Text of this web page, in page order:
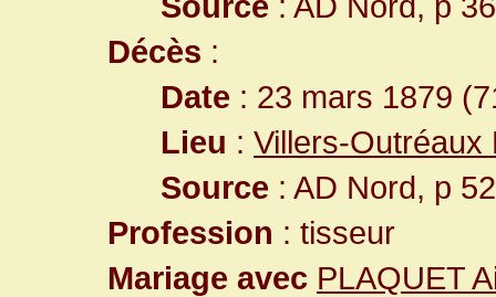
Décès :
Date : 23 mars 1879
Lieu : Villers-Outréaux
Source : AD Nord, p
Profession : tisseur
Mariage avec PLAQUET